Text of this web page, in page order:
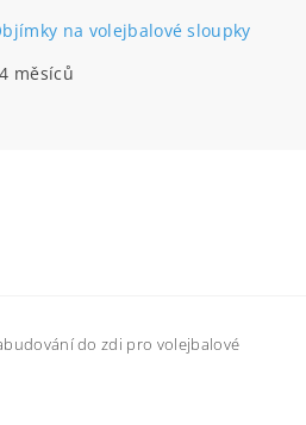
na volejbalové sloupky
měsíců
do zdi pro volejbalové